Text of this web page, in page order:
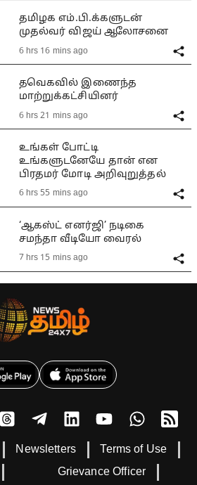
தமிழக எம்.பி.க்களுடன்
முதல்வர் விஜய் ஆலோசனை
6 hrs 16 mins ago
தவெகவில் இணைந்த
மாற்றுக்கட்சியினர்
6 hrs 21 mins ago
உங்கள் போட்டி
உங்களுடனேயே தான் என
பிரதமர் மோடி அறிவுறுத்தல்
6 hrs 55 mins ago
‘ஆகஸ்ட் எனர்ஜி’ நடிகை
சமந்தா வீடியோ வைரல்
7 hrs 15 mins ago
Newsletters
Terms of Use
Grievance Officer